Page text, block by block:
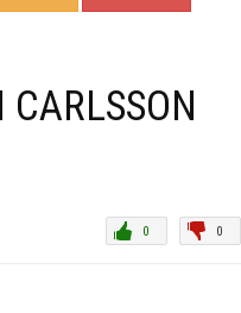
0
0